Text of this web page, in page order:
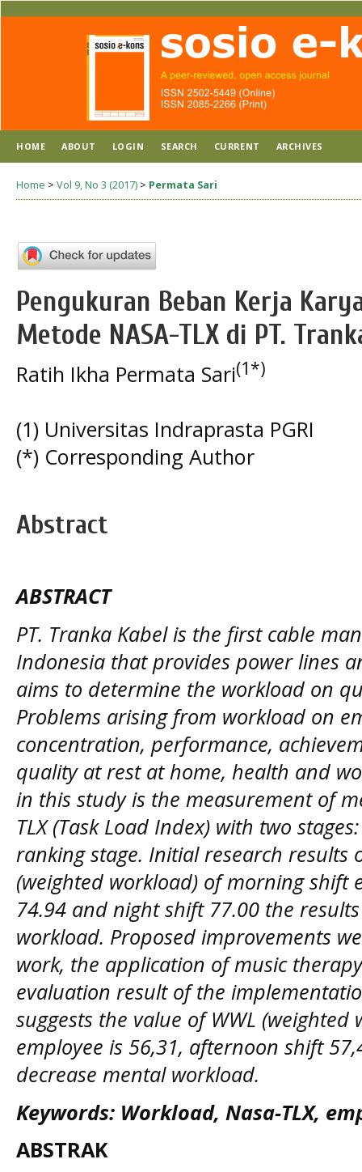
HOME ABOUT LOGIN SEARCH CURRENT ARCHIVES
Home > Vol 9, No 3 (2017) > Permata Sari
Pengukuran Beban Kerja
Metode NASA-TLX di PT.
Ratih Ikha Permata Sari(1*)
(1) Universitas Indraprasta PGRI
(*) Corresponding Author
Abstract
ABSTRACT
PT. Tranka Kabel is the first cable
Indonesia that provides power lines
aims to determine the workload on
Problems arising from workload on
concentration, performance,
quality at rest at home, health and
in this study is the measurement of
TLX (Task Load Index) with two
ranking stage. Initial research results
(weighted workload) of morning shift
74.94 and night shift 77.00 the
workload. Proposed improvements
work, the application of music
evaluation result of the
suggests the value of WWL
employee is 56,31, afternoon shift
decrease mental workload.
Keywords: Workload, Nasa-TLX,
ABSTRAK